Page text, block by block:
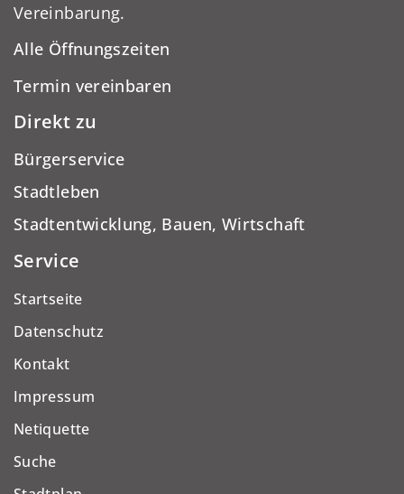
Vereinbarung.
Alle Öffnungszeiten
Termin vereinbaren
Direkt zu
Bürgerservice
Stadtleben
Stadtentwicklung, Bauen, Wirtschaft
Service
Startseite
Datenschutz
Kontakt
Impressum
Netiquette
Suche